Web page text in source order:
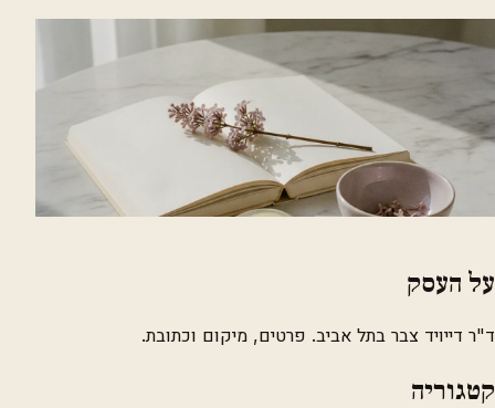
על העסק
ד"ר דייויד צבר בתל אביב. פרטים, מיקום וכתובת.
קטגוריה